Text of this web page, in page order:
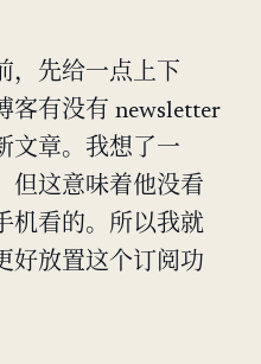
，先给一点上下
客有没有 newsletter
文章。我想了一
但这意味着他没看
机看的。所以我就
好放置这个订阅功